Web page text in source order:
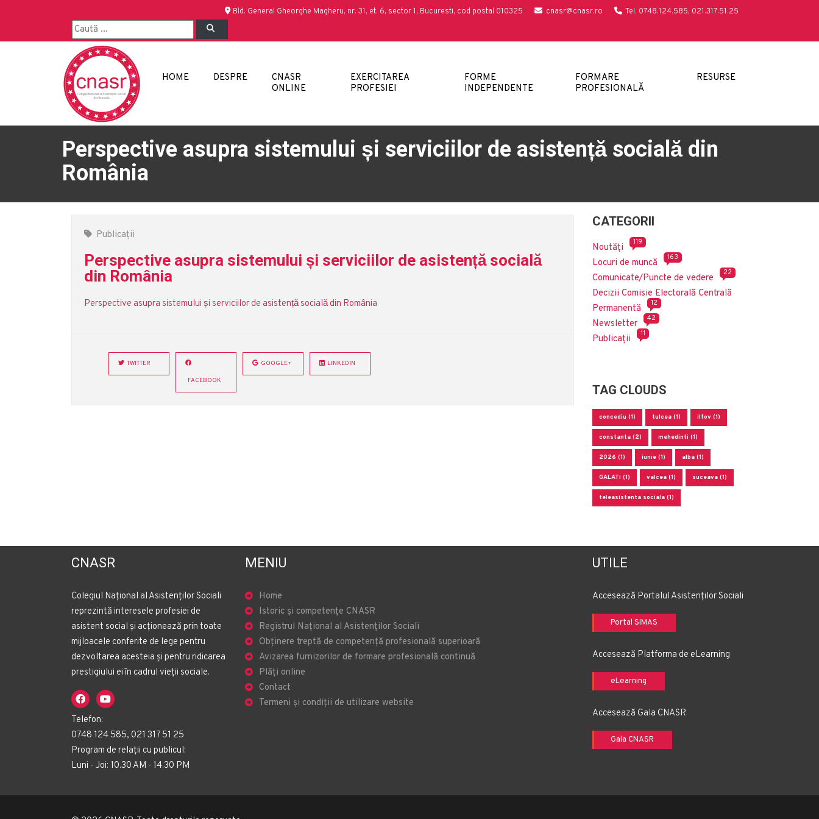
Bld. General Gheorghe Magheru, nr. 31, et. 6, sector 1, Bucuresti, cod postal 010325 cnasr@cnasr.ro Tel: 0748.124.585, 021.317.51.25
HOME DESPRE
CNASR
ONLINE
EXERCITAREA
PROFESIEI
FORME
INDEPENDENTE
FORMARE
PROFESIONALĂ
RESURSE
Perspective asupra sistemului și serviciilor de asistență socială din
România
Publicații
Perspective asupra sistemului și serviciilor de asistență socială
din România
Perspective asupra sistemului și serviciilor de asistență socială din România
TWITTER
FACEBOOK
GOOGLE+ LINKEDIN
CATEGORII
Noutăți 119
Locuri de muncă 163
Comunicate/Puncte de vedere 22
Decizii Comisie Electorală Centrală
Permanentă
12
Newsletter 42
Publicații 11
TAG CLOUDS
concediu (1) tulcea (1) ilfov (1)
constanta (2) mehedinti (1)
2026 (1) iunie (1) alba (1)
GALATI (1) valcea (1) suceava (1)
teleasistenta sociala (1)
CNASR
Colegiul Național al Asistenților Sociali
reprezintă interesele profesiei de
asistent social și acționează prin toate
mijloacele conferite de lege pentru
dezvoltarea acesteia și pentru ridicarea
prestigiului ei în cadrul vieții sociale.
Telefon:
0748 124 585, 021 317 51 25
Program de relații cu publicul:
Luni - Joi: 10.30 AM - 14.30 PM
MENIU
Home
Istoric și competențe CNASR
Registrul Național al Asistenților Sociali
Obținere treptă de competență profesională superioară
Avizarea furnizorilor de formare profesională continuă
Plăți online
Contact
Termeni și condiții de utilizare website
UTILE
Accesează Portalul Asistenților Sociali
Portal SIMAS
Accesează Platforma de eLearning
eLearning
Accesează Gala CNASR
Gala CNASR